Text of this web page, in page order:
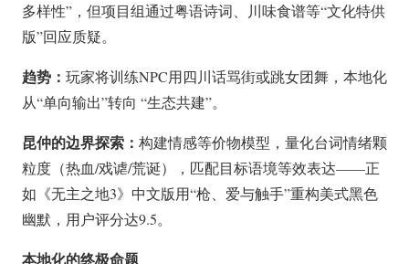
多样性”，但项目组通过粤语诗词、川味食谱等“文化特供
版”回应质疑。
趋势： 玩家将训练NPC用四川话骂街或跳女团舞，本地化
从“单向输出”转向 “生态共建”。
昆仲的边界探索： 构建情感等价物模型，量化台词情绪颗
粒度（热血/戏谑/荒诞），匹配目标语境等效表达——正
如《无主之地3》中文版用“枪、爱与触手”重构美式黑色
幽默，用户评分达9.5。
本地化的终极命题